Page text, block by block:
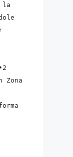
la
Zona